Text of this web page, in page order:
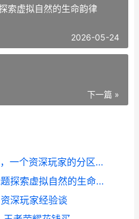
索虚拟自然的生命韵律
2026-05-24
下一篇 »
# 怎么看王者荣耀在哪区，一个资深玩家的分区选择哲学
我的世界怎么动物，副标题探索虚拟自然的生命韵律
深玩家经验谈